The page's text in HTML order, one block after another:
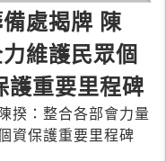
處揭牌 陳
維護民眾個
護重要里程碑
揆：整合各部會力量
資保護重要里程碑